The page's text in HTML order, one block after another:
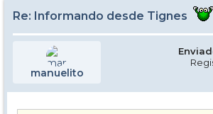
Re: Informando desde Tignes
manuelito